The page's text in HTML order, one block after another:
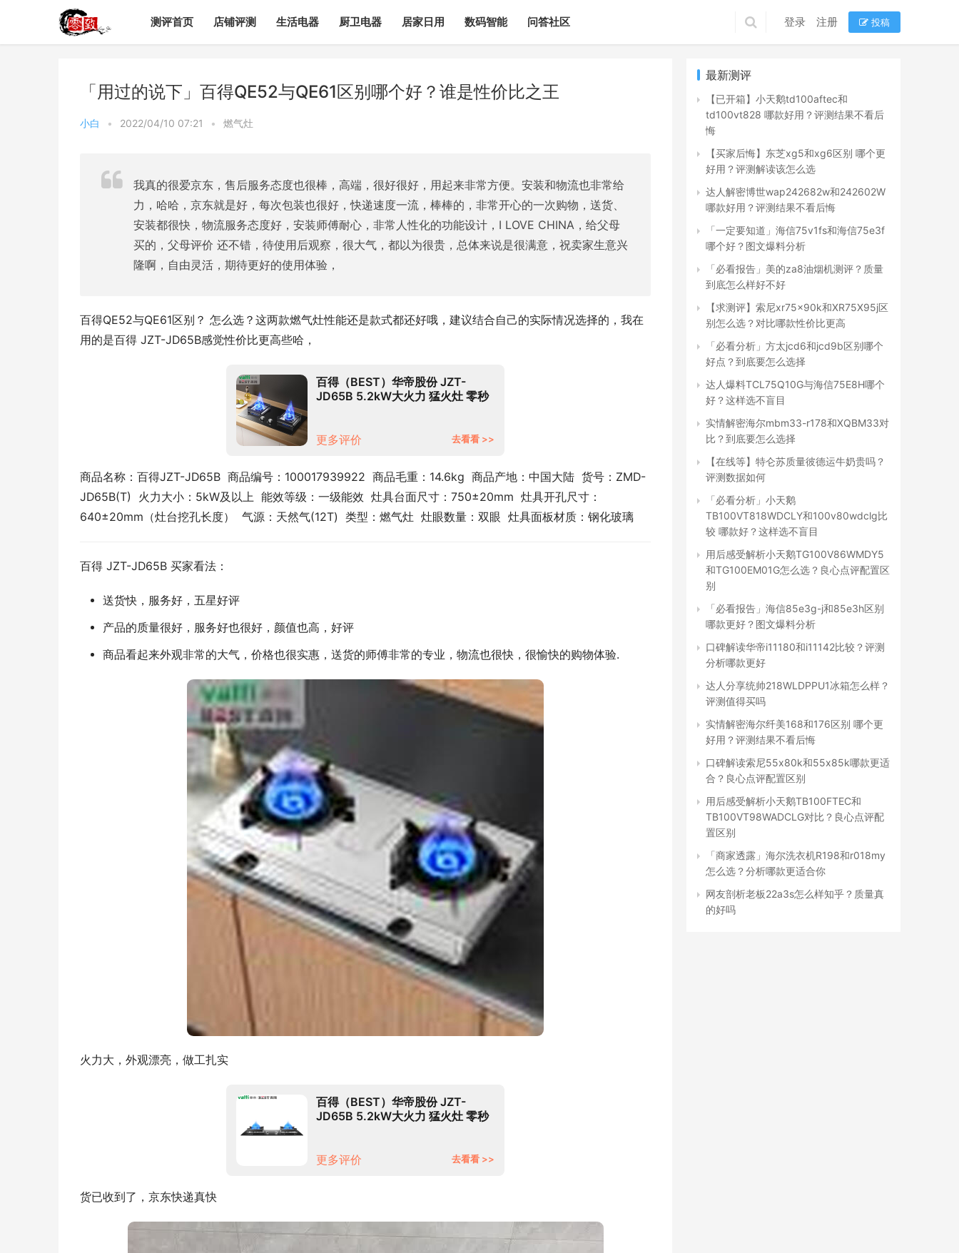
测评首页 店铺评测 生活电器 厨卫电器 居家日用 数码智能 问答社区 登录 注册 投稿
「用过的说下」百得QE52与QE61区别哪个好？谁是性价比之王
小白 • 2022/04/10 07:21 • 燃气灶
我真的很爱京东，售后服务态度也很棒，高端，很好很好，用起来非常方便。安装和物流也非常给
力，哈哈，京东就是好，每次包装也很好，快递速度一流，棒棒的，非常开心的一次购物，送货、
安装都很快，物流服务态度好，安装师傅耐心，非常人性化的功能设计，I LOVE CHINA，给父母
买的，父母评价 还不错，待使用后观察，很大气，都以为很贵，总体来说是很满意，祝卖家生意兴
隆啊，自由灵活，期待更好的使用体验，
百得QE52与QE61区别？ 怎么选？这两款燃气灶性能还是款式都还好哦，建议结合自己的实际情况选择的，我在
用的是百得 JZT-JD65B感觉性价比更高些哈，
百得（BEST）华帝股份 JZT-
JD65B 5.2kW大火力 猛火灶 零秒
更多评价 去看看 >>
商品名称：百得JZT-JD65B  商品编号：100017939922  商品毛重：14.6kg  商品产地：中国大陆  货号：ZMD-
JD65B(T)  火力大小：5kW及以上  能效等级：一级能效  灶具台面尺寸：750±20mm  灶具开孔尺寸：
640±20mm（灶台挖孔长度）  气源：天然气(12T)  类型：燃气灶  灶眼数量：双眼  灶具面板材质：钢化玻璃
百得 JZT-JD65B 买家看法：
送货快，服务好，五星好评
产品的质量很好，服务好也很好，颜值也高，好评
商品看起来外观非常的大气，价格也很实惠，送货的师傅非常的专业，物流也很快，很愉快的购物体验.
火力大，外观漂亮，做工扎实
百得（BEST）华帝股份 JZT-
JD65B 5.2kW大火力 猛火灶 零秒
更多评价 去看看 >>
货已收到了，京东快递真快
最新测评
【已开箱】小天鹅td100aftec和
td100vt828 哪款好用？评测结果不看后
悔
【买家后悔】东芝xg5和xg6区别 哪个更
好用？评测解读该怎么选
达人解密博世wap242682w和242602W
哪款好用？评测结果不看后悔
「一定要知道」海信75v1fs和海信75e3f
哪个好？图文爆料分析
「必看报告」美的za8油烟机测评？质量
到底怎么样好不好
【求测评】索尼xr75x90k和XR75X95j区
别怎么选？对比哪款性价比更高
「必看分析」方太jcd6和jcd9b区别哪个
好点？到底要怎么选择
达人爆料TCL75Q10G与海信75E8H哪个
好？这样选不盲目
实情解密海尔mbm33-r178和XQBM33对
比？到底要怎么选择
【在线等】特仑苏质量彼德运牛奶贵吗？
评测数据如何
「必看分析」小天鹅
TB100VT818WDCLY和100v80wdclg比
较 哪款好？这样选不盲目
用后感受解析小天鹅TG100V86WMDY5
和TG100EM01G怎么选？良心点评配置区
别
「必看报告」海信85e3g-j和85e3h区别
哪款更好？图文爆料分析
口碑解读华帝i11180和i11142比较？评测
分析哪款更好
达人分享统帅218WLDPPU1冰箱怎么样？
评测值得买吗
实情解密海尔纤美168和176区别 哪个更
好用？评测结果不看后悔
口碑解读索尼55x80k和55x85k哪款更适
合？良心点评配置区别
用后感受解析小天鹅TB100FTEC和
TB100VT98WADCLG对比？良心点评配
置区别
「商家透露」海尔洗衣机R198和r018my
怎么选？分析哪款更适合你
网友剖析老板22a3s怎么样知乎？质量真
的好吗